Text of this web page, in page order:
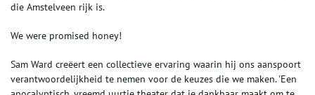
die Amstelveen rijk is.
We were promised honey!
Sam Ward creëert een collectieve ervaring waarin hij ons aanspoort
verantwoordelijkheid te nemen voor de keuzes die we maken. 'Een